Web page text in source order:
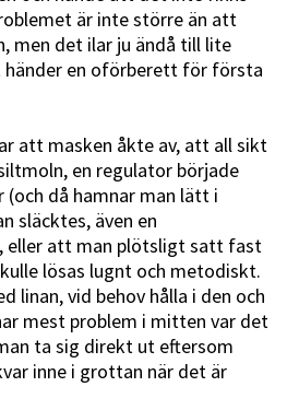
är inte större än att
men det ilar ju ändå till lite
händer en oförberett för första
att masken åkte av, att all sikt
en regulator började
då hamnar man lätt i
släcktes, även en
eller att man plötsligt satt fast
lösas lugnt och metodiskt.
linan, vid behov hålla i den och
mest problem i mitten var det
ta sig direkt ut eftersom
inne i grottan när det är